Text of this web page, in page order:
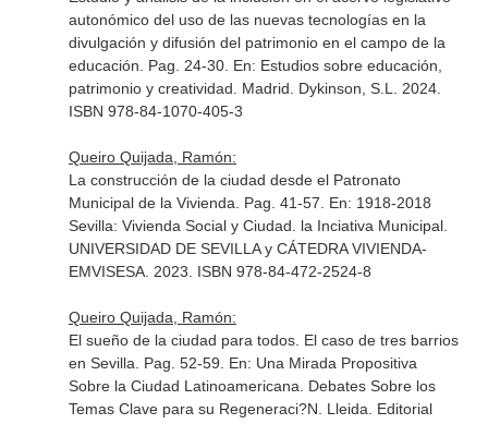
autonómico del uso de las nuevas tecnologías en la
divulgación y difusión del patrimonio en el campo de la
educación. Pag. 24-30. En: Estudios sobre educación,
patrimonio y creatividad . Madrid. Dykinson, S.L. 2024.
ISBN 978-84-1070-405-3
Queiro Quijada, Ramón:
La construcción de la ciudad desde el Patronato
Municipal de la Vivienda. Pag. 41-57. En: 1918-2018
Sevilla: Vivienda Social y Ciudad. la Inciativa Municipal.
UNIVERSIDAD DE SEVILLA y CÁTEDRA VIVIENDA-
EMVISESA. 2023. ISBN 978-84-472-2524-8
Queiro Quijada, Ramón:
El sueño de la ciudad para todos. El caso de tres barrios
en Sevilla. Pag. 52-59. En: Una Mirada Propositiva
Sobre la Ciudad Latinoamericana. Debates Sobre los
Temas Clave para su Regeneraci?N . Lleida. Editorial